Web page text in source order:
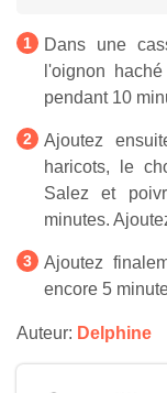
Dans une
l'oignon
pendant 10
Ajoutez
haricots, le
Salez et
minutes.
Ajoutez
encore 5
Auteur: Delphine